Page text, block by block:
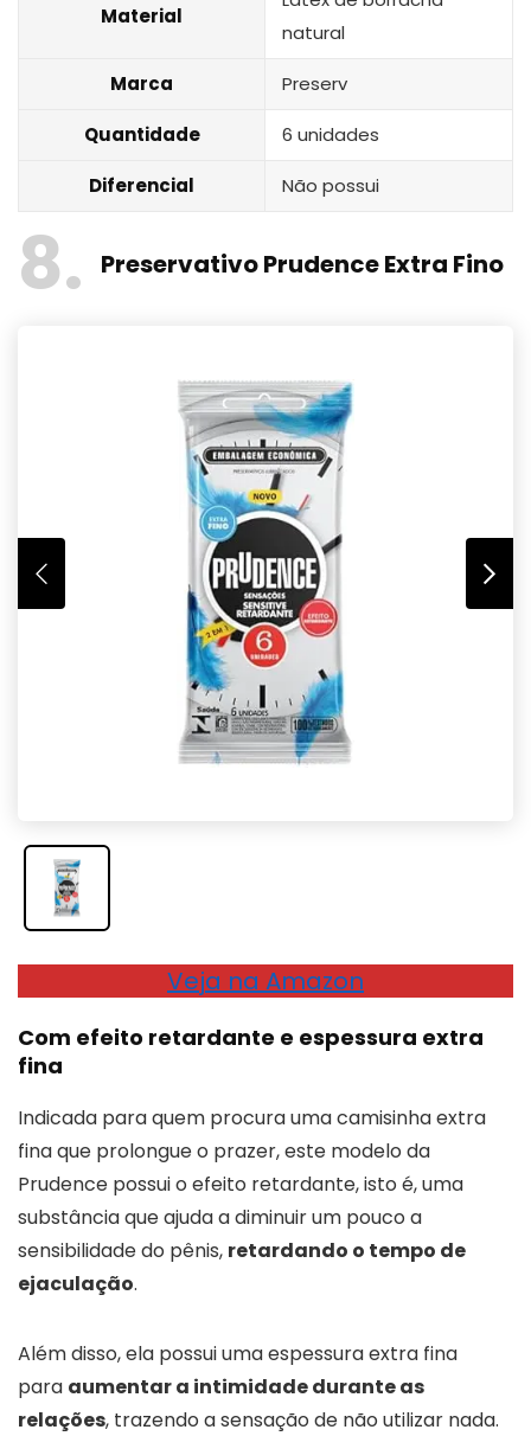
Material
natural
Marca Preserv
Quantidade 6 unidades
Diferencial Não possui
8 Preservativo Prudence Extra Fino
Veja na Amazon
Com efeito retardante e espessura extra
fina
Indicada para quem procura uma camisinha extra
fina que prolongue o prazer, este modelo da
Prudence possui o efeito retardante, isto é, uma
substância que ajuda a diminuir um pouco a
sensibilidade do pênis, retardando o tempo de
ejaculação.
Além disso, ela possui uma espessura extra fina
para aumentar a intimidade durante as
relações, trazendo a sensação de não utilizar nada.